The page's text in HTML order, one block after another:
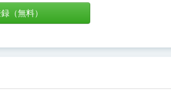
（無料）